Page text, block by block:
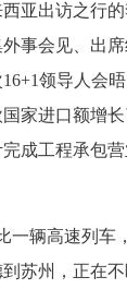
出访之行的
事会见、出席
领导人会
家进口额增
成工程承包
辆高速列车
苏州，正在